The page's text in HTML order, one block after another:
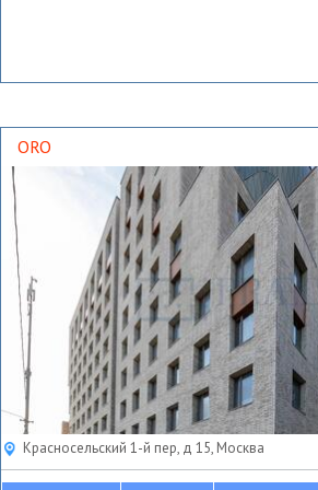
ORO
Красносельский 1-й пер, д 15, Москва